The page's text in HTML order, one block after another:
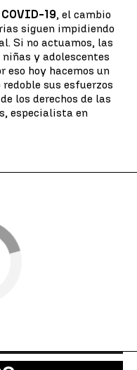
COVID-19, el cambio
siguen impidiendo
Si no actuamos, las
y adolescentes
eso hoy hacemos un
sus esfuerzos
los derechos de las
especialista en